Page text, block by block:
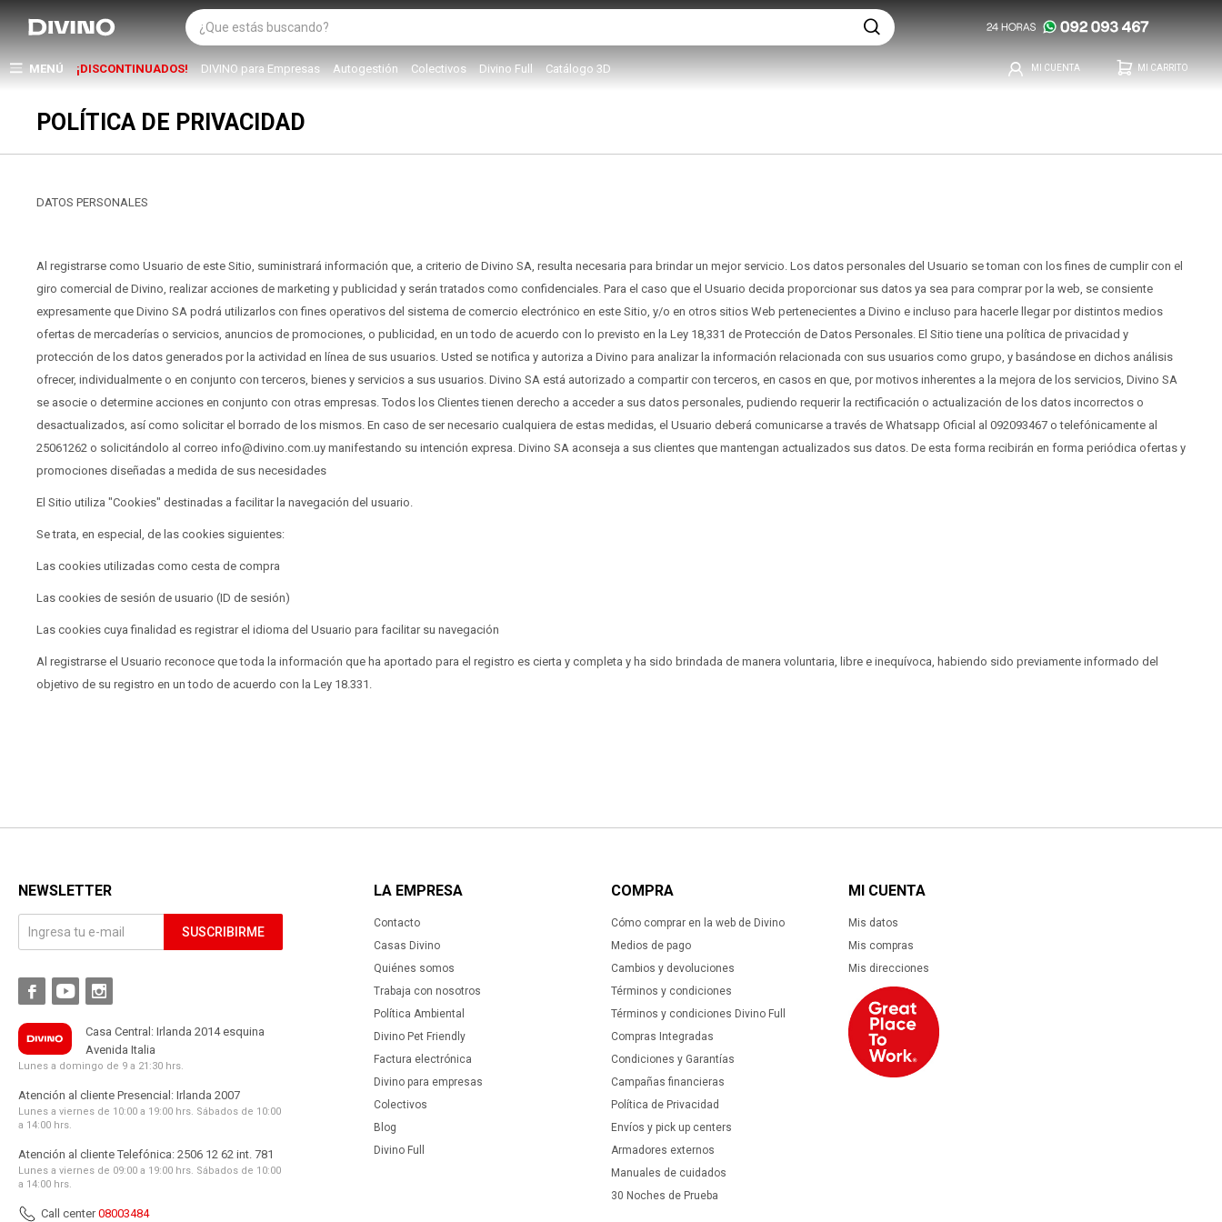
MENÚ ¡DISCONTINUADOS! DIVINO para Empresas Autogestión Colectivos Divino Full Catálogo 3D
POLÍTICA DE PRIVACIDAD
DATOS PERSONALES
Al registrarse como Usuario de este Sitio, suministrará información que, a criterio de Divino SA, resulta necesaria para brindar un mejor servicio. Los datos personales del Usuario se toman con los fines de cumplir con el
giro comercial de Divino, realizar acciones de marketing y publicidad y serán tratados como confidenciales. Para el caso que el Usuario decida proporcionar sus datos ya sea para comprar por la web, se consiente
expresamente que Divino SA podrá utilizarlos con fines operativos del sistema de comercio electrónico en este Sitio, y/o en otros sitios Web pertenecientes a Divino e incluso para hacerle llegar por distintos medios
ofertas de mercaderías o servicios, anuncios de promociones, o publicidad, en un todo de acuerdo con lo previsto en la Ley 18,331 de Protección de Datos Personales. El Sitio tiene una política de privacidad y
protección de los datos generados por la actividad en línea de sus usuarios. Usted se notifica y autoriza a Divino para analizar la información relacionada con sus usuarios como grupo, y basándose en dichos análisis
ofrecer, individualmente o en conjunto con terceros, bienes y servicios a sus usuarios. Divino SA está autorizado a compartir con terceros, en casos en que, por motivos inherentes a la mejora de los servicios, Divino SA
se asocie o determine acciones en conjunto con otras empresas. Todos los Clientes tienen derecho a acceder a sus datos personales, pudiendo requerir la rectificación o actualización de los datos incorrectos o
desactualizados, así como solicitar el borrado de los mismos. En caso de ser necesario cualquiera de estas medidas, el Usuario deberá comunicarse a través de Whatsapp Oficial al 092093467 o telefónicamente al
25061262 o solicitándolo al correo info@divino.com.uy manifestando su intención expresa. Divino SA aconseja a sus clientes que mantengan actualizados sus datos. De esta forma recibirán en forma periódica ofertas y
promociones diseñadas a medida de sus necesidades
El Sitio utiliza "Cookies" destinadas a facilitar la navegación del usuario.
Se trata, en especial, de las cookies siguientes:
Las cookies utilizadas como cesta de compra
Las cookies de sesión de usuario (ID de sesión)
Las cookies cuya finalidad es registrar el idioma del Usuario para facilitar su navegación
Al registrarse el Usuario reconoce que toda la información que ha aportado para el registro es cierta y completa y ha sido brindada de manera voluntaria, libre e inequívoca, habiendo sido previamente informado del
objetivo de su registro en un todo de acuerdo con la Ley 18.331.
LA EMPRESA
Contacto
Casas Divino
Quiénes somos
Trabaja con nosotros
Política Ambiental
Divino Pet Friendly
Factura electrónica
Divino para empresas
Colectivos
Blog
Divino Full
COMPRA
Cómo comprar en la web de Divino
Medios de pago
Cambios y devoluciones
Términos y condiciones
Términos y condiciones Divino Full
Compras Integradas
Condiciones y Garantías
Campañas financieras
Política de Privacidad
Envíos y pick up centers
Armadores externos
Manuales de cuidados
30 Noches de Prueba
MI CUENTA
Mis datos
Mis compras
Mis direcciones
NEWSLETTER
SUSCRIBIRME
  
Casa Central: Irlanda 2014 esquina
Avenida Italia
Lunes a domingo de 9 a 21:30 hrs.
Atención al cliente Presencial: Irlanda 2007
Lunes a viernes de 10:00 a 19:00 hrs. Sábados de 10:00
a 14:00 hrs.
Atención al cliente Telefónica: 2506 12 62 int. 781
Lunes a viernes de 09:00 a 19:00 hrs. Sábados de 10:00
a 14:00 hrs.
Call center08003484